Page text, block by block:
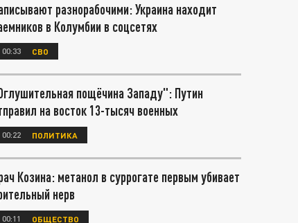
разнорабочими: Украина находит
в Колумбии в соцсетях
00:33 СВО
пощёчина Западу": Путин
на восток 13-тысяч военных
00:22 ПОЛИТИКА
Козина: метанол в суррогате первым убивает
нерв
00:11 ОБЩЕСТВО